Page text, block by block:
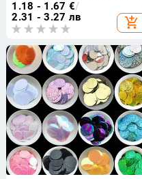
цвете русалка черупка еднорог
пайети направи си сам маникюр
ноктопластика декор
1.18 - 1.67 €/
2.31 - 3.27 лв
add_shopping_cart